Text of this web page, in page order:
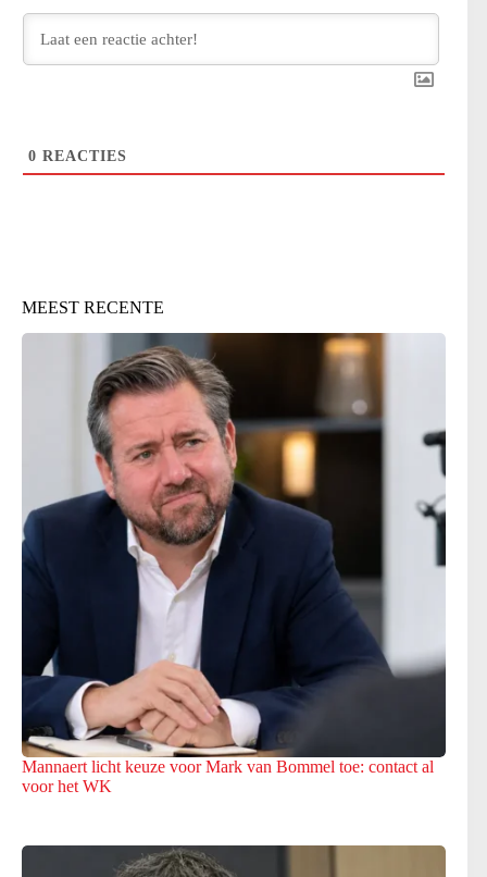
0 REACTIES
MEEST RECENTE
Mannaert licht keuze voor Mark van Bommel toe: contact al
voor het WK